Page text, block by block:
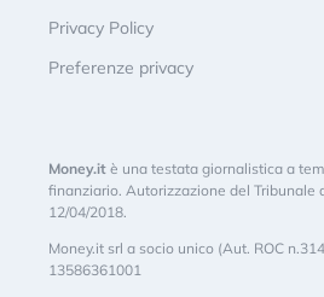
Privacy Policy
Preferenze privacy
Money.it è una testata giornalistica a
finanziario. Autorizzazione del Tribunale
12/04/2018.
Money.it srl a socio unico (Aut. ROC
13586361001